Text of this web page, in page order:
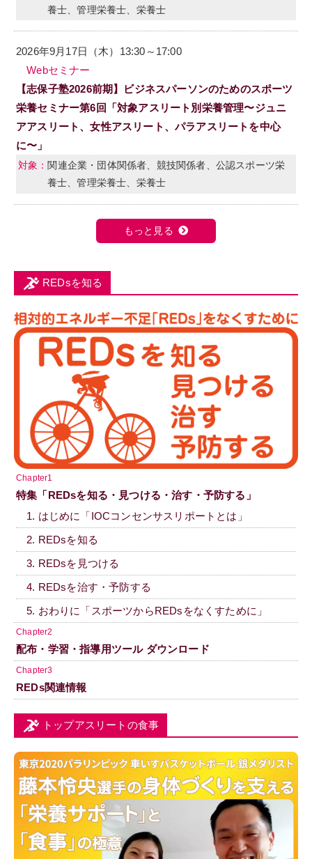
養士、管理栄養士、栄養士
2026年9月17日（木）13:30～17:00
Webセミナー
【志保子塾2026前期】ビジネスパーソンのためのスポーツ
栄養セミナー第6回「対象アスリート別栄養管理〜ジュニ
アアスリート、女性アスリート、パラアスリートを中心
に〜」
関連企業・団体関係者、競技関係者、公認スポーツ栄
養士、管理栄養士、栄養士
もっと見る
REDsを知る
Chapter1
特集「REDsを知る・見つける・治す・予防する」
1. はじめに「IOCコンセンサスリポートとは」
2. REDsを知る
3. REDsを見つける
4. REDsを治す・予防する
5. おわりに「スポーツからREDsをなくすために」
Chapter2
配布・学習・指導用ツール ダウンロード
Chapter3
REDs関連情報
トップアスリートの食事